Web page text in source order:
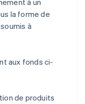
à un
la forme de
à
aux fonds ci-
de produits